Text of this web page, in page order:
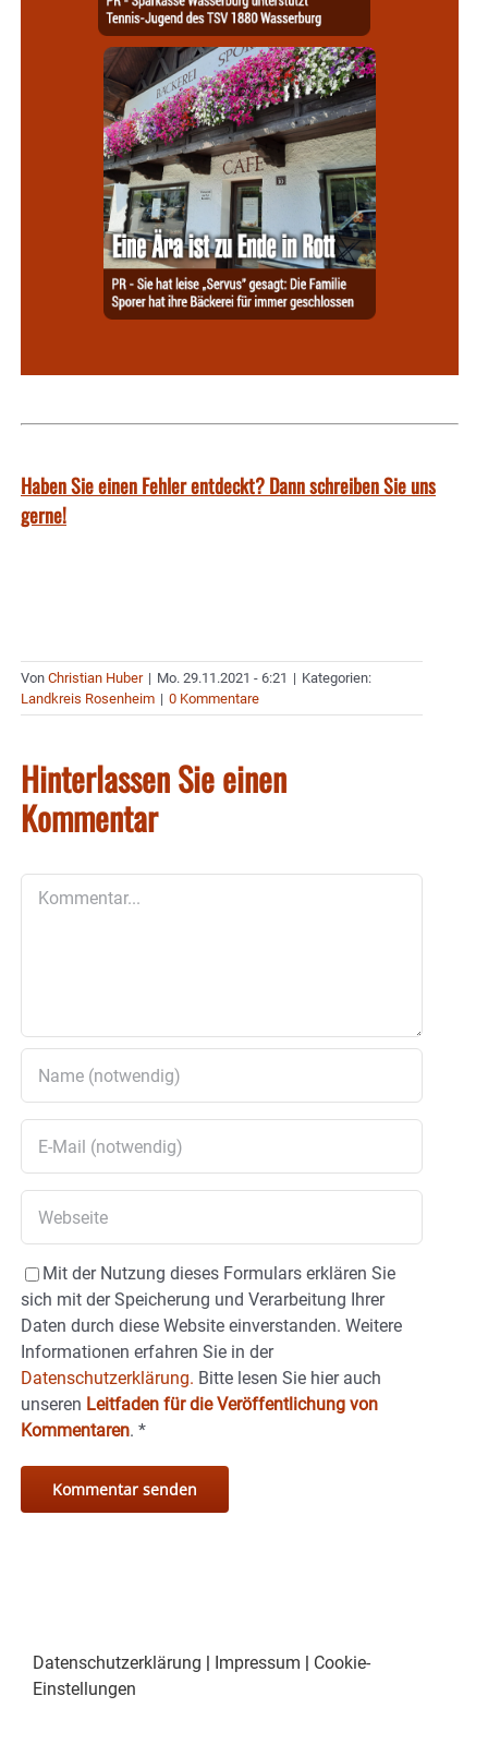
Haben Sie einen Fehler entdeckt? Dann schreiben Sie uns
gerne!
Von Christian Huber | Mo. 29.11.2021 - 6:21 | Kategorien:
Landkreis Rosenheim | 0 Kommentare
Hinterlassen Sie einen
Kommentar
Mit der Nutzung dieses Formulars erklären Sie
sich mit der Speicherung und Verarbeitung Ihrer
Daten durch diese Website einverstanden. Weitere
Informationen erfahren Sie in der
Datenschutzerklärung. Bitte lesen Sie hier auch
unseren Leitfaden für die Veröffentlichung von
Kommentaren. *
Datenschutzerklärung Impressum
Cookie-
Einstellungen